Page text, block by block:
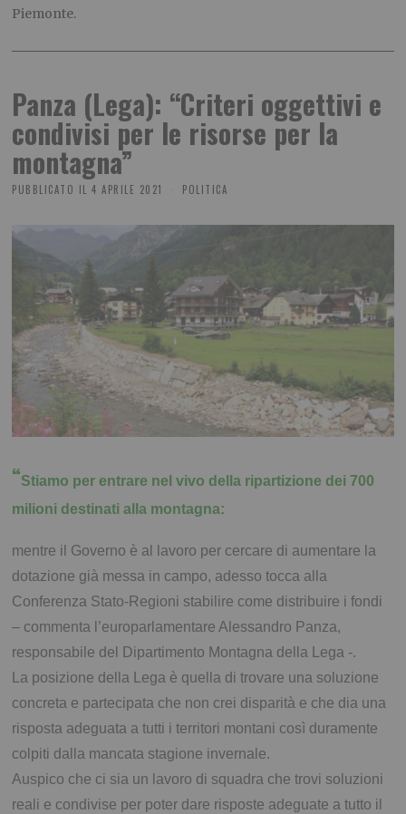
Piemonte.
Panza (Lega): “Criteri oggettivi e
condivisi per le risorse per la
montagna”
PUBBLICATO IL 4 APRILE 2021 POLITICA
“Stiamo per entrare nel vivo della ripartizione dei 700
milioni destinati alla montagna:
mentre il Governo è al lavoro per cercare di aumentare la
dotazione già messa in campo, adesso tocca alla
Conferenza Stato-Regioni stabilire come distribuire i fondi
– commenta l’europarlamentare Alessandro Panza,
responsabile del Dipartimento Montagna della Lega -.
La posizione della Lega è quella di trovare una soluzione
concreta e partecipata che non crei disparità e che dia una
risposta adeguata a tutti i territori montani così duramente
colpiti dalla mancata stagione invernale.
Auspico che ci sia un lavoro di squadra che trovi soluzioni
reali e condivise per poter dare risposte adeguate a tutto il